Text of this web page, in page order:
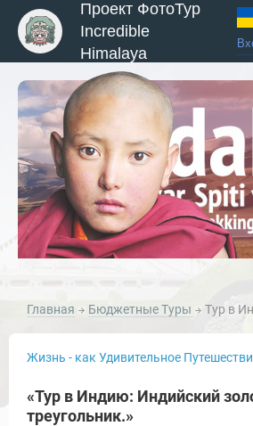
Проект ФотоТур
Incredible
Himalaya
Главная Бюджетные Туры Тур в Индию:
Жизнь - как Удивительное
«Тур в Индию: Индийский
треугольник.»